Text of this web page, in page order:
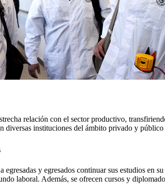
relación con el sector productivo,
diversas instituciones del ámbito privado y
egresadas y egresados continuar sus estudios
laboral. Además, se ofrecen cursos y